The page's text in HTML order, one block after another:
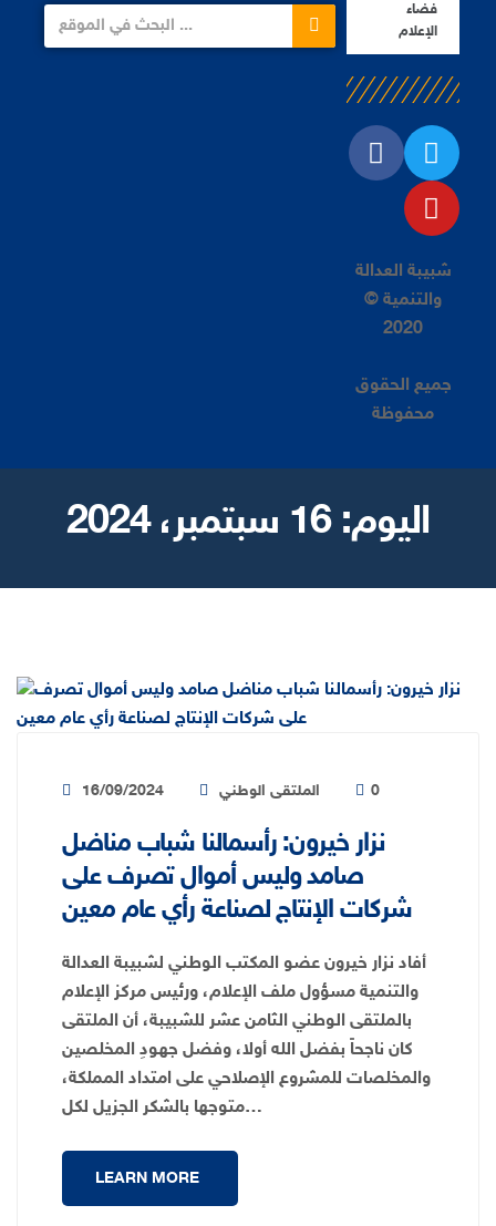
فضاء
الإعلام
شبيبة العدالة
والتنمية ©
2020
جميع الحقوق
محفوظة
اليوم:16 سبتمبر، 2024
16/09/2024 الملتقى الوطني 0
نزار خيرون: رأسمالنا شباب مناضل
صامد وليس أموال تصرف على
شركات الإنتاج لصناعة رأي عام معين
أفاد نزار خيرون عضو المكتب الوطني لشبيبة العدالة
والتنمية مسؤول ملف الإعلام، ورئيس مركز الإعلام
بالملتقى الوطني الثامن عشر للشبيبة، أن الملتقى
كان ناجحاً بفضل الله أولا، وفضل جهودِ المخلصين
والمخلصات للمشروع الإصلاحي على امتداد المملكة،
متوجها بالشكر الجزيل لكل…
LEARN MORE